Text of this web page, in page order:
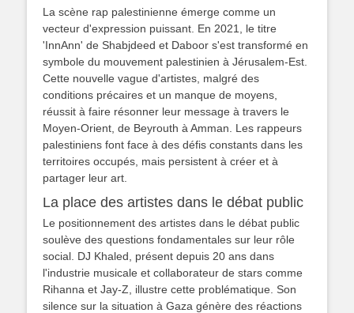
La scène rap palestinienne émerge comme un
vecteur d'expression puissant. En 2021, le titre
'InnAnn' de Shabjdeed et Daboor s'est transformé en
symbole du mouvement palestinien à Jérusalem-Est.
Cette nouvelle vague d'artistes, malgré des
conditions précaires et un manque de moyens,
réussit à faire résonner leur message à travers le
Moyen-Orient, de Beyrouth à Amman. Les rappeurs
palestiniens font face à des défis constants dans les
territoires occupés, mais persistent à créer et à
partager leur art.
La place des artistes dans le débat public
Le positionnement des artistes dans le débat public
soulève des questions fondamentales sur leur rôle
social. DJ Khaled, présent depuis 20 ans dans
l'industrie musicale et collaborateur de stars comme
Rihanna et Jay-Z, illustre cette problématique. Son
silence sur la situation à Gaza génère des réactions